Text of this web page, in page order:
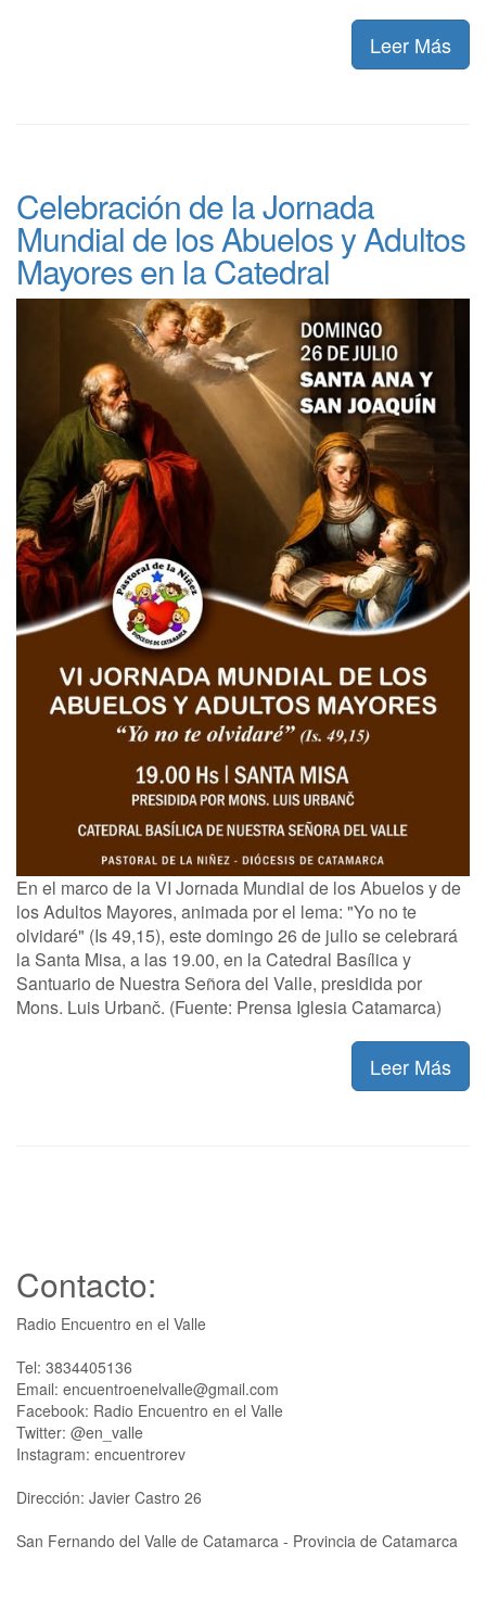
Leer Más
Celebración de la Jornada
Mundial de los Abuelos y Adultos
Mayores en la Catedral
En el marco de la VI Jornada Mundial de los Abuelos y de
los Adultos Mayores, animada por el lema: "Yo no te
olvidaré" (Is 49,15), este domingo 26 de julio se celebrará
la Santa Misa, a las 19.00, en la Catedral Basílica y
Santuario de Nuestra Señora del Valle, presidida por
Mons. Luis Urbanč. (Fuente: Prensa Iglesia Catamarca)
Leer Más
Contacto:
Radio Encuentro en el Valle
Tel: 3834405136
Email: encuentroenelvalle@gmail.com
Facebook: Radio Encuentro en el Valle
Twitter: @en_valle
Instagram: encuentrorev
Dirección: Javier Castro 26
San Fernando del Valle de Catamarca - Provincia de Catamarca